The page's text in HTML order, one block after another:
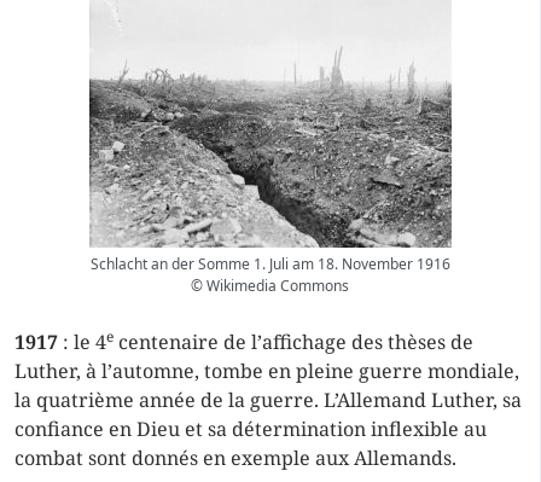
Schlacht an der Somme 1. Juli am 18. November 1916
© Wikimedia Commons
1917 : le 4e centenaire de l’affichage des thèses de
Luther, à l’automne, tombe en pleine guerre mondiale,
la quatrième année de la guerre. L’Allemand Luther, sa
confiance en Dieu et sa détermination inflexible au
combat sont donnés en exemple aux Allemands.